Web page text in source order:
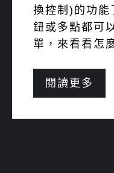
換控制)的功能
鈕或多點都可
單，來看看怎
閱讀更多